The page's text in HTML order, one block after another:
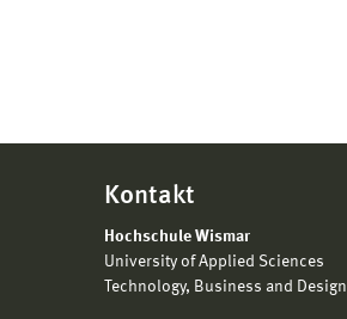
Kontakt
Hochschule Wismar
University of Applied Sciences
Technology, Business and Design